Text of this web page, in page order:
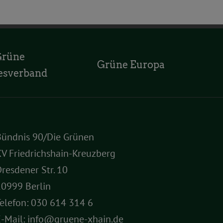
Grüne Europa
90/Die Grünen
Friedrichshain-Kreuzberg
Str. 10
Berlin
030 614 314 6
Mail: info@gruene-xhain.de